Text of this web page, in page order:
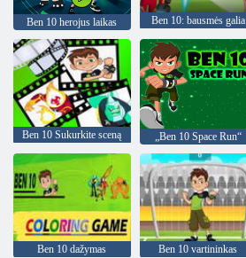
Ben 10 herojus laikas Ben 10: bausmės galia
Ben 10 Sukurkite sceną „Ben 10 Space Run“
Ben 10 dažymas Ben 10 vartininkas